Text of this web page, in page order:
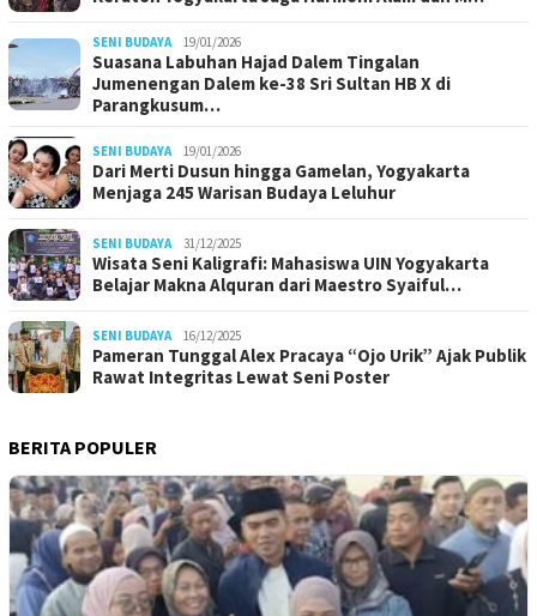
SENI BUDAYA 19/01/2026
Suasana Labuhan Hajad Dalem Tingalan
Jumenengan Dalem ke-38 Sri Sultan HB X di
Parangkusum…
SENI BUDAYA 19/01/2026
Dari Merti Dusun hingga Gamelan, Yogyakarta
Menjaga 245 Warisan Budaya Leluhur
SENI BUDAYA 31/12/2025
Wisata Seni Kaligrafi: Mahasiswa UIN Yogyakarta
Belajar Makna Alquran dari Maestro Syaiful…
SENI BUDAYA 16/12/2025
Pameran Tunggal Alex Pracaya “Ojo Urik” Ajak Publik
Rawat Integritas Lewat Seni Poster
BERITA POPULER